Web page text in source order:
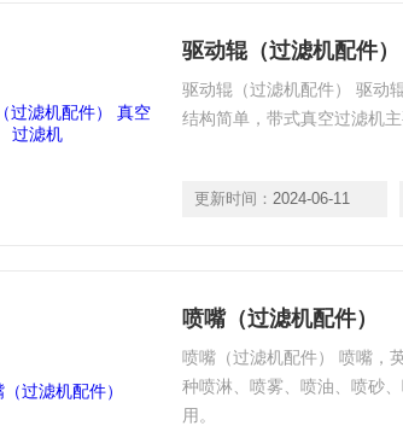
驱动辊（过滤机配件
驱动辊（过滤机配件） 驱动
结构简单，带式真空过滤机主
更新时间： 2024-06-11
喷嘴（过滤机配件）
喷嘴（过滤机配件） 喷嘴，
种喷淋、喷雾、喷油、喷砂
用。